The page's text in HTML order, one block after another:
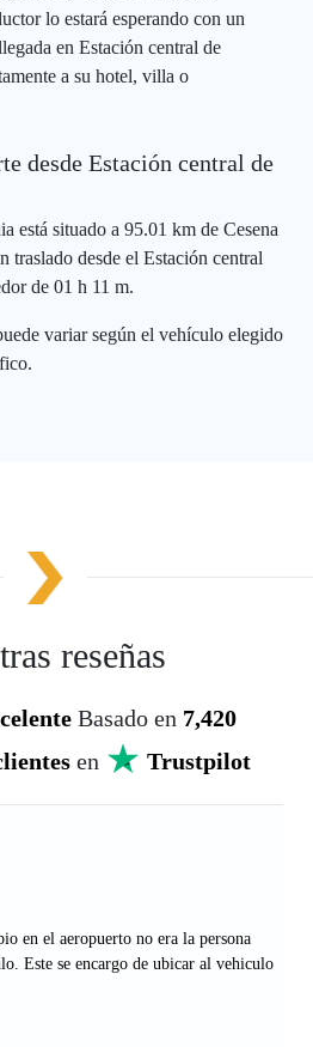
lo estará esperando con un
en Estación central de
a su hotel, villa o
desde Estación central de
está situado a 95.01 km de Cesena
traslado desde el Estación central
de 01 h 11 m.
variar según el vehículo elegido
reseñas
Basado en 7,420
en Trustpilot
en el aeropuerto no era la persona
Este se encargo de ubicar al vehiculo